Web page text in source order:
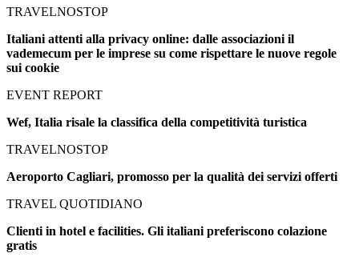
TRAVELNOSTOP
Italiani attenti alla privacy online: dalle associazioni il
vademecum per le imprese su come rispettare le nuove regole
sui cookie
EVENT REPORT
Wef, Italia risale la classifica della competitività turistica
TRAVELNOSTOP
Aeroporto Cagliari, promosso per la qualità dei servizi offerti
TRAVEL QUOTIDIANO
Clienti in hotel e facilities. Gli italiani preferiscono colazione
gratis